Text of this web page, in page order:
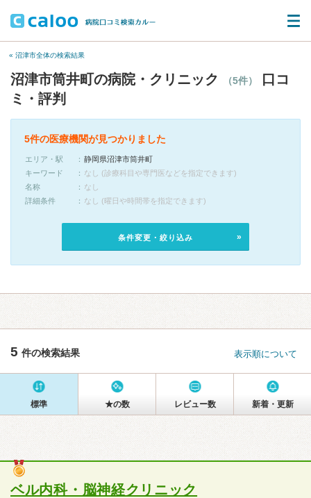
« 沼津市全体の検索結果
沼津市筒井町の病院・クリニック （5件）
口コ
ミ・評判
5件の医療機関が見つかりました
エリア・駅
静岡県沼津市筒井町
キーワード
なし (診療科目や専門医などを指定できます)
名称
なし
詳細条件
なし (曜日や時間帯を指定できます)
条件変更・絞り込み
5 件の検索結果 表示順について
標準 ★の数 レビュー数 新着・更新
ベル内科・脳神経クリニック